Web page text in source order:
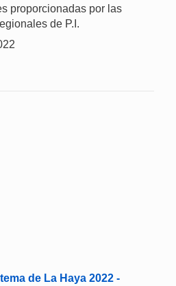
proporcionadas por las
de P.I.
de La Haya 2022 -